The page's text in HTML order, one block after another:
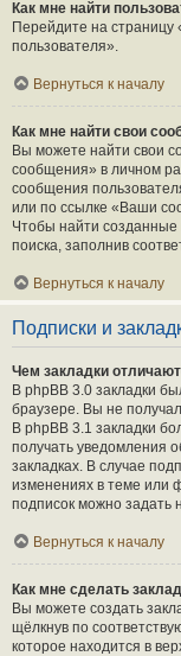
Как мне найти
Перейдите на
пользователя».
Вернуться к началу
Как мне найти свои
Вы можете найти свои
сообщения» в личном
сообщения
или по ссылке «Ваши
Чтобы найти созданные
поиска, заполнив
Вернуться к началу
Подписки и
Чем закладки
В phpBB 3.0 закладки
браузере. Вы не
В phpBB 3.1 закладки
получать уведомления
закладках. В случае
изменениях в теме или
подписок можно задать
Вернуться к началу
Как мне сделать
Вы можете создать
щёлкнув по
которое находится в